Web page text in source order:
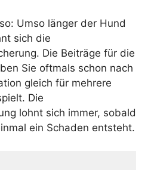
Umso länger der Hund
sich die
Die Beiträge für die
Sie oftmals schon nach
gleich für mehrere
Die
lohnt sich immer, sobald
ein Schaden entsteht.